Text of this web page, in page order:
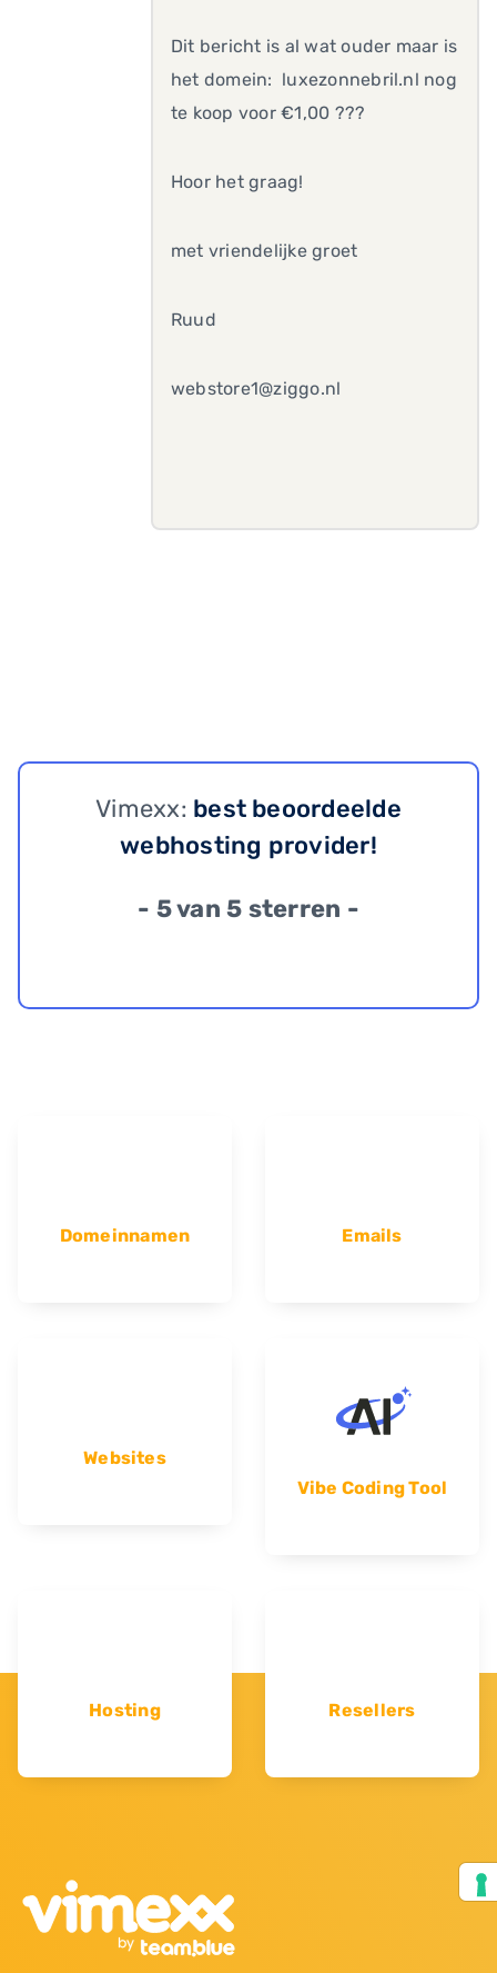
Dit bericht is al wat ouder maar is
het domein: luxezonnebril.nl nog
te koop voor €1,00 ???
Hoor het graag!
met vriendelijke groet
Ruud
webstore1@ziggo.nl
Vimexx: best beoordeelde
webhosting provider!
- 5 van 5 sterren -
Domeinnamen Emails
Websites
Vibe Coding Tool
Hosting Resellers